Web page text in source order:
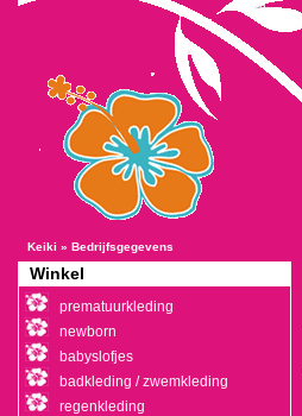
Keiki » Bedrijfsgegevens
Winkel
prematuurkleding
newborn
babyslofjes
badkleding / zwemkleding
regenkleding